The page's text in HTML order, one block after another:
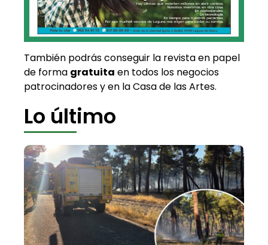
También podrás conseguir la revista en papel
de forma gratuita en todos los negocios
patrocinadores y en la Casa de las Artes.
Lo último